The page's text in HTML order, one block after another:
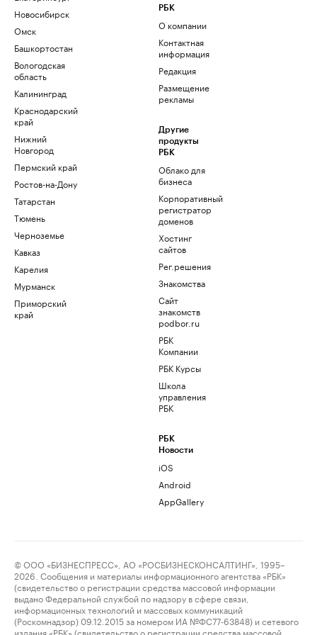
Новосибирск
Омск
Башкортостан
Вологодская
область
Калининград
Краснодарский
край
Нижний
Новгород
Пермский край
Ростов-на-Дону
Татарстан
Тюмень
Черноземье
Кавказ
Карелия
Мурманск
Приморский
край
РБК
О компании
Контактная
информация
Редакция
Размещение
рекламы
Другие
продукты
РБК
Облако для
бизнеса
Корпоративный
регистратор
доменов
Хостинг
сайтов
Рег.решения
Знакомства
Сайт
знакомств
podbor.ru
РБК
Компании
РБК Курсы
Школа
управления
РБК
РБК
Новости
iOS
Android
AppGallery
© ООО «БИЗНЕСПРЕСС», АО «РОСБИЗНЕСКОНСАЛТИНГ», 1995–
2026. Сообщения и материалы информационного агентства «РБК»
(свидетельство о регистрации средства массовой информации
выдано Федеральной службой по надзору в сфере связи,
информационных технологий и массовых коммуникаций
(Роскомнадзор) 09.12.2015 за номером ИА №ФС77-63848) и сетевого
издания «РБК» (свидетельство о регистрации средства массовой